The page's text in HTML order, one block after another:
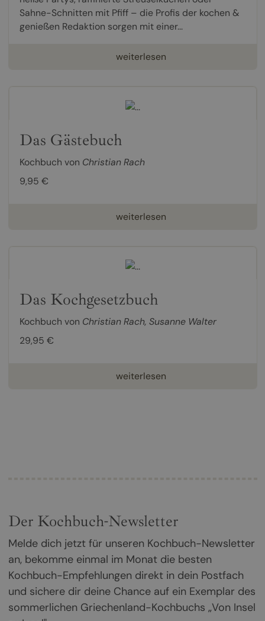
Sahne-Schnitten mit Pfiff – die Profis der kochen &
genießen Redaktion sorgen mit einer...
weiterlesen
Das Gästebuch
Kochbuch von Christian Rach
9,95 €
weiterlesen
Das Kochgesetzbuch
Kochbuch von Christian Rach, Susanne Walter
29,95 €
weiterlesen
Der Kochbuch-Newsletter
Melde dich jetzt für unseren Kochbuch-Newsletter
an, bekomme einmal im Monat die besten
Kochbuch-Empfehlungen direkt in dein Postfach
und sichere dir deine Chance auf ein Exemplar des
sommerlichen Griechenland-Kochbuchs „Von Insel